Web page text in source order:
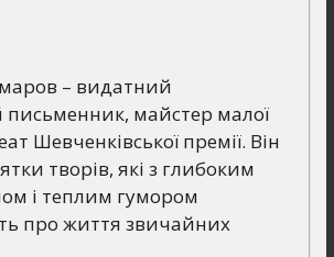
– видатний
письменник, майстер малої
Шевченківської премії. Він
творів, які з глибоким
і теплим гумором
про життя звичайних